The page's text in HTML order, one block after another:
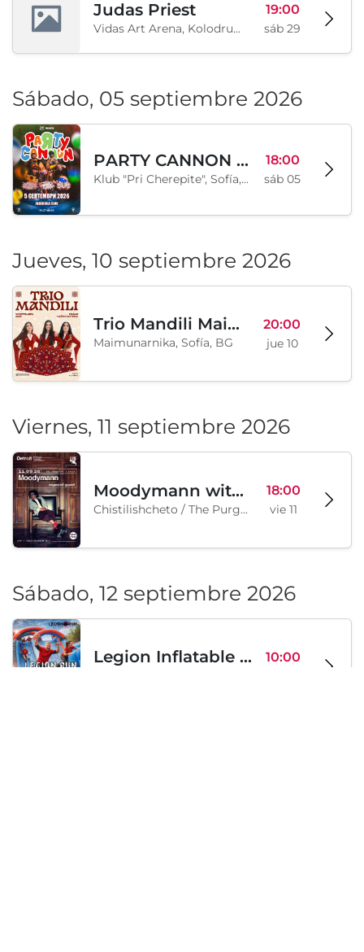
Judas Priest
Vidas Art Arena, Kolodrum, Borisova gradina, Sofía, BG
19:00
sáb 29
Sábado, 05 septiembre 2026
PARTY CANNON live in Sofia
Klub "Pri Cherepite", Sofía, BG
18:00
sáb 05
Jueves, 10 septiembre 2026
Trio Mandili Maimunarnika- Sofia
Maimunarnika, Sofía, BG
20:00
jue 10
Viernes, 11 septiembre 2026
Moodymann with special guests
Chistilishcheto / The Purgatory, Sofía, BG
18:00
vie 11
Sábado, 12 septiembre 2026
Legion Inflatable Family Run - Sofia 10:00